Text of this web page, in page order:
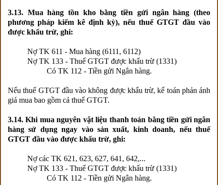
3.13. Mua hàng tồn kho bằng tiền gửi ngân hàng (theo
phương pháp kiểm kê định kỳ), nếu thuế GTGT đầu vào
được khấu trừ, ghi:
Nợ TK 611 - Mua hàng (6111, 6112)
Nợ TK 133 - Thuế GTGT được khấu trừ (1331)
Có TK 112 - Tiền gửi Ngân hàng.
Nếu thuế GTGT đầu vào không được khấu trừ, kế toán phản ánh
giá mua bao gồm cả thuế GTGT.
3.14. Khi mua nguyên vật liệu thanh toán bằng tiền gửi ngân
hàng sử dụng ngay vào sản xuất, kinh doanh, nếu thuế
GTGT đầu vào được khấu trừ, ghi:
Nợ các TK 621, 623, 627, 641, 642,...
Nợ TK 133 - Thuế GTGT được khấu trừ (1331)
Có TK 112 - Tiền gửi Ngân hàng.